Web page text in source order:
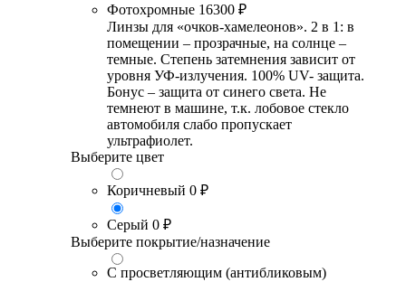
Фотохромные 16300 ₽
Линзы для «очков-хамелеонов». 2 в 1: в
помещении – прозрачные, на солнце –
темные. Степень затемнения зависит от
уровня УФ-излучения. 100% UV- защита.
Бонус – защита от синего света. Не
темнеют в машине, т.к. лобовое стекло
автомобиля слабо пропускает
ультрафиолет.
Выберите цвет
Коричневый 0 ₽
Серый 0 ₽
Выберите покрытие/назначение
С просветляющим (антибликовым)